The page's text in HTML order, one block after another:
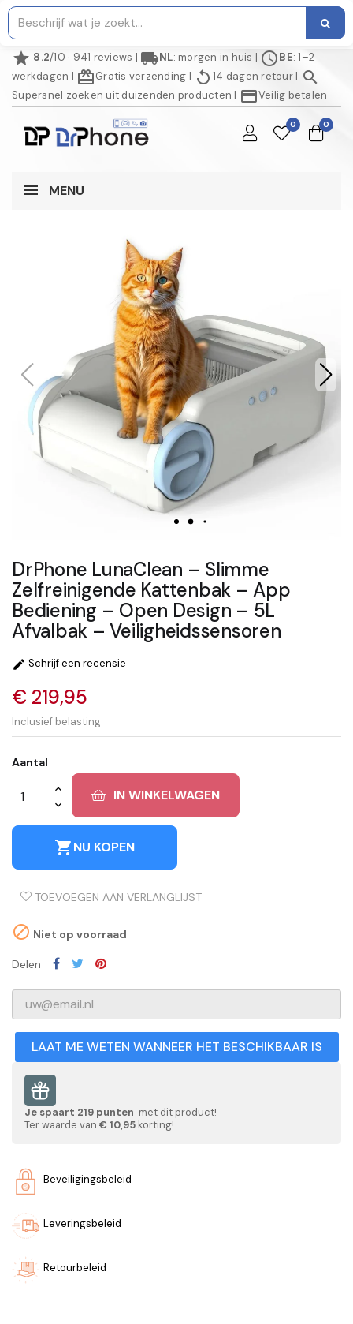
star 8.2/10 · 941 reviews | local_shippingNL: morgen in huis | scheduleBE: 1–2
werkdagen | redeemGratis verzending | replay 14 dagen retour| search
Supersnel zoeken uit duizenden producten | credit_cardVeilig betalen
0 0
MENU
DrPhone LunaClean – Slimme
Zelfreinigende Kattenbak – App
Bediening – Open Design – 5L
Afvalbak – Veiligheidssensoren
 Schrijf een recensie
€ 219,95
Inclusief belasting
Aantal
IN WINKELWAGEN
shopping_cartNU KOPEN
TOEVOEGEN AAN VERLANGLIJST
 Niet op voorraad
Delen
LAAT ME WETEN WANNEER HET BESCHIKBAAR IS
Je spaart 219 punten met dit product!
Ter waarde van € 10,95 korting!
Beveiligingsbeleid
Leveringsbeleid
Retourbeleid